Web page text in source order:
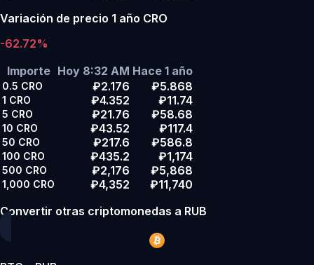
Variación de precio 1 año CRO
-62.72%
Importe Hoy 8:32 AM Hace 1 año
0.5 CRO ₽2.176 ₽5.868
1 CRO ₽4.352 ₽11.74
5 CRO ₽21.76 ₽58.68
10 CRO ₽43.52 ₽117.4
50 CRO ₽217.6 ₽586.8
100 CRO ₽435.2 ₽1,174
500 CRO ₽2,176 ₽5,868
1,000 CRO ₽4,352
₽11,740
Convertir otras criptomonedas a RUB